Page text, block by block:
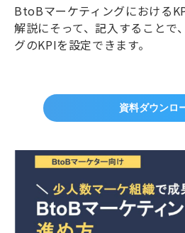
BtoBマーケティングにおける
解説にそって、記入することで
グのKPIを設定できます。
資料ダウンロ